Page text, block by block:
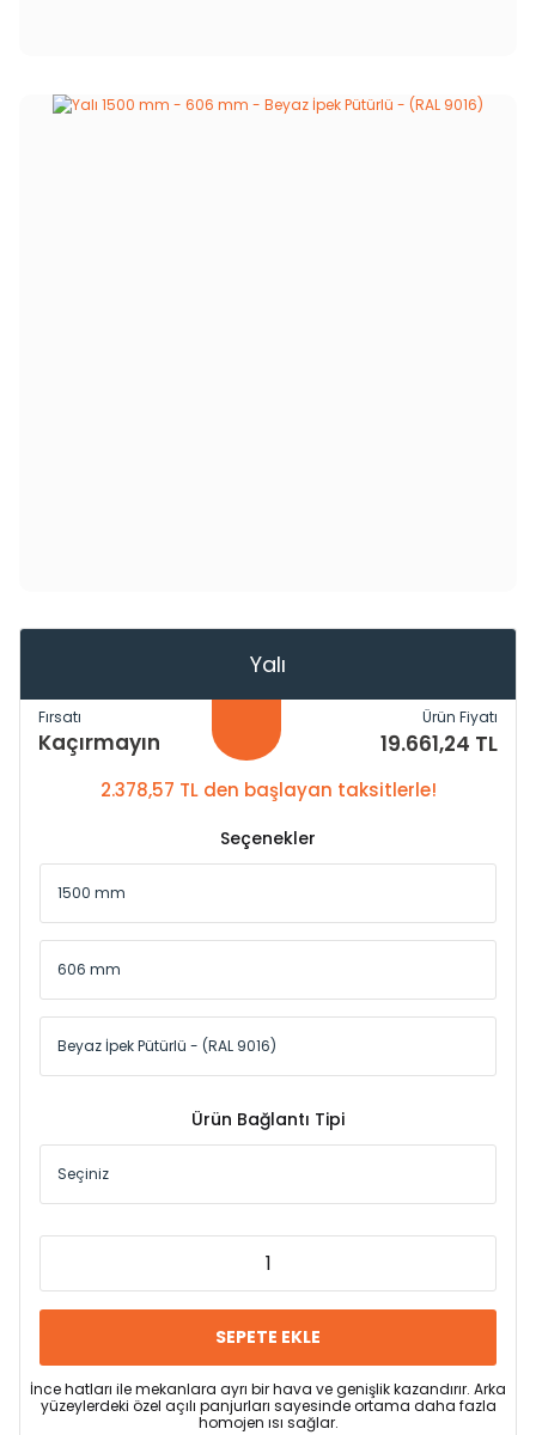
Yalı
Fırsatı
Kaçırmayın
Ürün Fiyatı
19.661,24 TL
2.378,57 TL den başlayan taksitlerle!
Seçenekler
Ürün Bağlantı Tipi
SEPETE EKLE
İnce hatları ile mekanlara ayrı bir hava ve genişlik kazandırır. Arka
yüzeylerdeki özel açılı panjurları sayesinde ortama daha fazla
homojen ısı sağlar.